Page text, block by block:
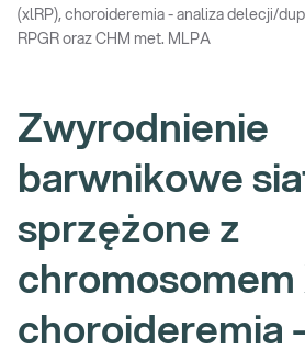
(xlRP), choroideremia - analiza delecji/
RPGR oraz CHM met. MLPA
Zwyrodnienie
barwnikowe
sprzężone z
chromosomem
choroideremia